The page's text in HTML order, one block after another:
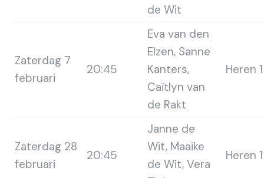
de Wit
Zaterdag 7
februari
20:45
Eva van den
Elzen, Sanne
Kanters,
Caïtlyn van
de Rakt
Heren 1
Zaterdag 28
februari
20:45
Janne de
Wit, Maaike
de Wit, Vera
Heren 1